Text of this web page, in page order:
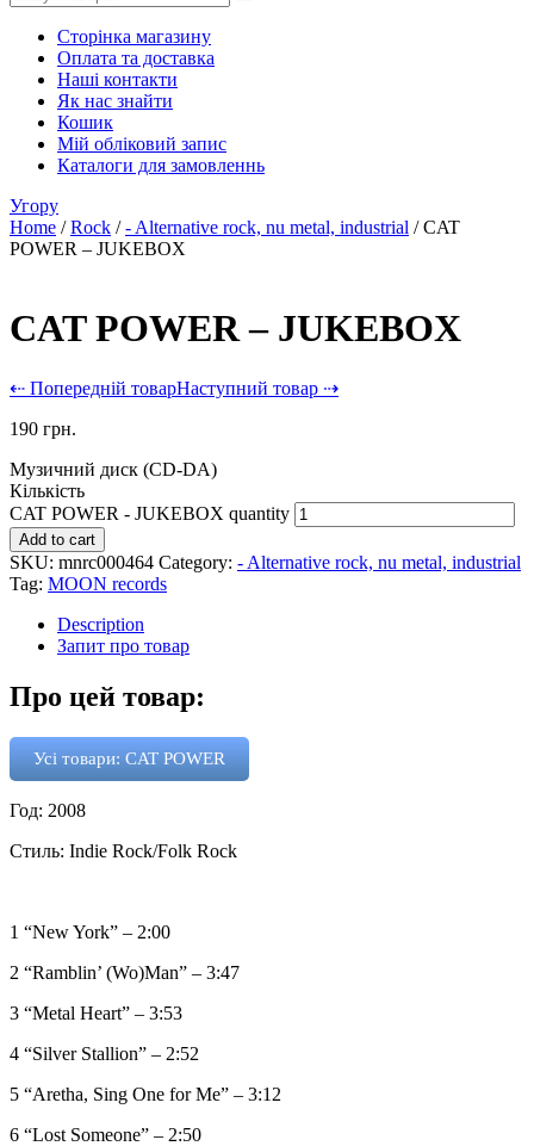
Сторінка магазину
Оплата та доставка
Наші контакти
Як нас знайти
Кошик
Мій обліковий запис
Каталоги для замовленнь
Угору
Home /Rock /- Alternative rock, nu metal, industrial / CAT
POWER – JUKEBOX
CAT POWER – JUKEBOX
⇠ Попередній товарНаступний товар ⇢
190 грн.
Музичний диск (CD-DA)
Кількість
CAT POWER - JUKEBOX quantity
Add to cart
SKU: mnrc000464 Category: - Alternative rock, nu metal, industrial
Tag: MOON records
Description
Запит про товар
Про цей товар:
Усі товари: CAT POWER
Год: 2008
Стиль: Indie Rock/Folk Rock
1 “New York” – 2:00
2 “Ramblin’ (Wo)Man” – 3:47
3 “Metal Heart” – 3:53
4 “Silver Stallion” – 2:52
5 “Aretha, Sing One for Me” – 3:12
6 “Lost Someone” – 2:50